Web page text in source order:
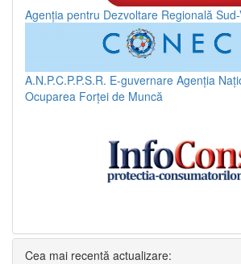
Agenția pentru Dezvoltare Regională
A.N.P.C.P.P.S.R. E-guvernare Agenția
Ocuparea Forței de Muncă
Cea mai recentă actualizare: